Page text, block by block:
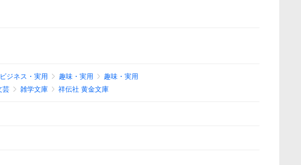
ビジネス・実用 趣味・実用
趣味・実用
芸 雑学文庫 祥伝社 黄金文庫